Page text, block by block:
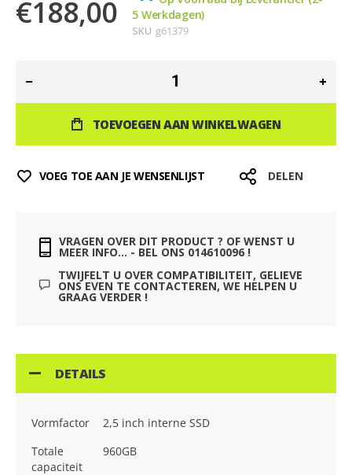
€188,00
5 Werkdagen)
SKU g61379
TOEVOEGEN AAN WINKELWAGEN
VOEG TOE AAN JE WENSENLIJST DELEN
VRAGEN OVER DIT PRODUCT ? OF WENST U
MEER INFO... - BEL ONS 014610096 !
TWIJFELT U OVER COMPATIBILITEIT, GELIEVE
ONS EVEN TE CONTACTEREN, WE HELPEN U
GRAAG VERDER !
DETAILS
Vormfactor
2,5 inch interne SSD
Totale
capaciteit
960GB